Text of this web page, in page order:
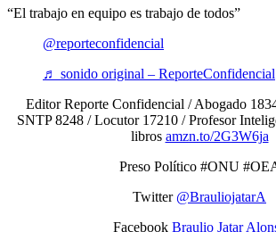
“El trabajo en equipo es trabajo de todos”
@reporteconfidencial
♬ sonido original – ReporteConfidencial
Editor Reporte Confidencial / Abogado
SNTP 8248 / Locutor 17210 / Profesor
libros amzn.to/2G3W6ja
Preso Político #ONU
Twitter @BrauliojatarA
Facebook Braulio Jatar